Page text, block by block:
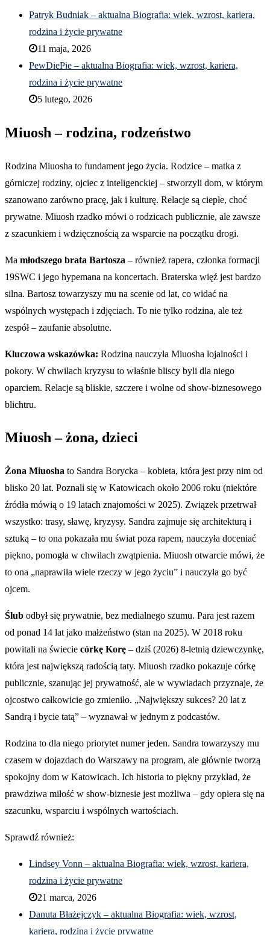
Patryk Budniak – aktualna Biografia: wiek, wzrost, kariera,
rodzina i życie prywatne
11 maja, 2026
PewDiePie – aktualna Biografia: wiek, wzrost, kariera,
rodzina i życie prywatne
5 lutego, 2026
Miuosh – rodzina, rodzeństwo
Rodzina Miuosha to fundament jego życia. Rodzice – matka z
górniczej rodziny, ojciec z inteligenckiej – stworzyli dom, w którym
szanowano zarówno pracę, jak i kulturę. Relacje są ciepłe, choć
prywatne. Miuosh rzadko mówi o rodzicach publicznie, ale zawsze
z szacunkiem i wdzięcznością za wsparcie na początku drogi.
Ma młodszego brata Bartosza – również rapera, członka formacji
19SWC i jego hypemana na koncertach. Braterska więź jest bardzo
silna. Bartosz towarzyszy mu na scenie od lat, co widać na
wspólnych występach i zdjęciach. To nie tylko rodzina, ale też
zespół – zaufanie absolutne.
Kluczowa wskazówka: Rodzina nauczyła Miuosha lojalności i
pokory. W chwilach kryzysu to właśnie bliscy byli dla niego
oparciem. Relacje są bliskie, szczere i wolne od show-biznesowego
blichtru.
Miuosh – żona, dzieci
Żona Miuosha to Sandra Borycka – kobieta, która jest przy nim od
blisko 20 lat. Poznali się w Katowicach około 2006 roku (niektóre
źródła mówią o 19 latach znajomości w 2025). Związek przetrwał
wszystko: trasy, sławę, kryzysy. Sandra zajmuje się architekturą i
sztuką – to ona pokazała mu świat poza rapem, nauczyła doceniać
piękno, pomogła w chwilach zwątpienia. Miuosh otwarcie mówi, że
to ona „naprawiła wiele rzeczy w jego życiu” i nauczyła go być
ojcem.
Ślub odbył się prywatnie, bez medialnego szumu. Para jest razem
od ponad 14 lat jako małżeństwo (stan na 2025). W 2018 roku
powitali na świecie córkę Korę – dziś (2026) 8-letnią dziewczynkę,
która jest największą radością taty. Miuosh rzadko pokazuje córkę
publicznie, szanując jej prywatność, ale w wywiadach przyznaje, że
ojcostwo całkowicie go zmieniło. „Największy sukces? 20 lat z
Sandrą i bycie tatą” – wyznawał w jednym z podcastów.
Rodzina to dla niego priorytet numer jeden. Sandra towarzyszy mu
czasem w dojazdach do Warszawy na program, ale głównie tworzą
spokojny dom w Katowicach. Ich historia to piękny przykład, że
prawdziwa miłość w show-biznesie jest możliwa – gdy opiera się na
szacunku, wsparciu i wspólnych wartościach.
Sprawdź również:
Lindsey Vonn – aktualna Biografia: wiek, wzrost, kariera,
rodzina i życie prywatne
21 marca, 2026
Danuta Błażejczyk – aktualna Biografia: wiek, wzrost,
kariera, rodzina i życie prywatne